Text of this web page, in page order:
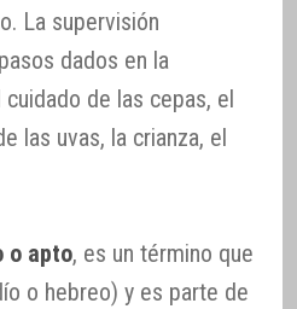
La supervisión
dados en la
de las cepas, el
las uvas, la crianza, el
o apto, es un término que
o hebreo) y es parte de